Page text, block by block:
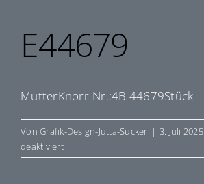
E44679
MutterKnorr-Nr.:4B 44679Stück
VonGrafik-Design-Jutta-Sucker | 3. Juli 2025
deaktiviertfür
E44679